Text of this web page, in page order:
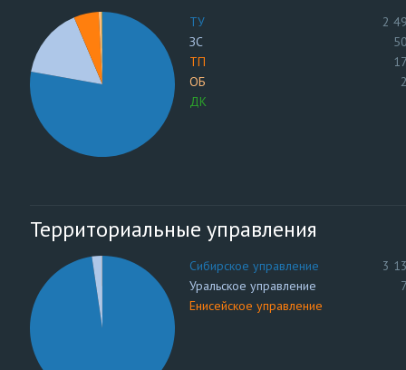
ТУ
2
ЗС
ТП
ОБ
ДК
Территориальные управления
Сибирское управление
3
Уральское управление
Енисейское управление